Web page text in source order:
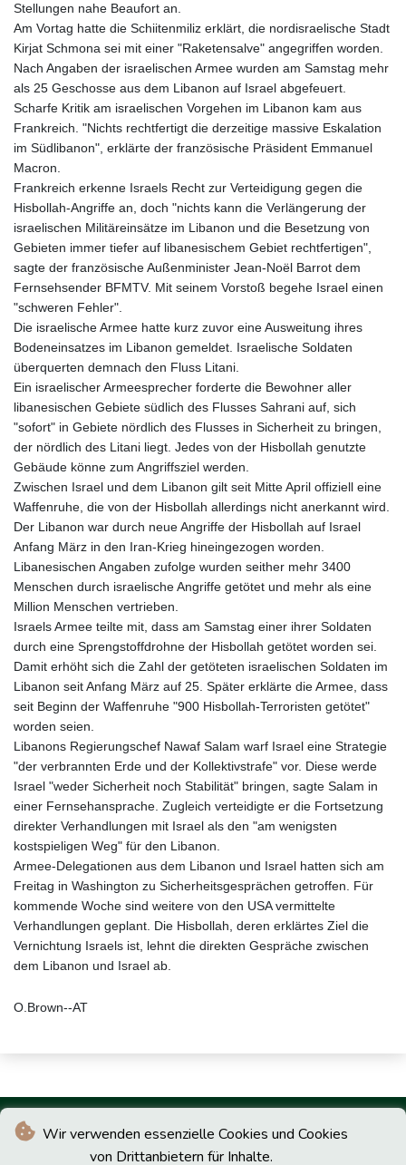
Wir verwenden essenzielle Cookies und Cookies
von Drittanbietern für Inhalte.
Stellungen nahe Beaufort an.
Am Vortag hatte die Schiitenmiliz erklärt, die nordisraelische Stadt
Kirjat Schmona sei mit einer "Raketensalve" angegriffen worden.
Nach Angaben der israelischen Armee wurden am Samstag mehr
als 25 Geschosse aus dem Libanon auf Israel abgefeuert.
Scharfe Kritik am israelischen Vorgehen im Libanon kam aus
Frankreich. "Nichts rechtfertigt die derzeitige massive Eskalation
im Südlibanon", erklärte der französische Präsident Emmanuel
Macron.
Frankreich erkenne Israels Recht zur Verteidigung gegen die
Hisbollah-Angriffe an, doch "nichts kann die Verlängerung der
israelischen Militäreinsätze im Libanon und die Besetzung von
Gebieten immer tiefer auf libanesischem Gebiet rechtfertigen",
sagte der französische Außenminister Jean-Noël Barrot dem
Fernsehsender BFMTV. Mit seinem Vorstoß begehe Israel einen
"schweren Fehler".
Die israelische Armee hatte kurz zuvor eine Ausweitung ihres
Bodeneinsatzes im Libanon gemeldet. Israelische Soldaten
überquerten demnach den Fluss Litani.
Ein israelischer Armeesprecher forderte die Bewohner aller
libanesischen Gebiete südlich des Flusses Sahrani auf, sich
"sofort" in Gebiete nördlich des Flusses in Sicherheit zu bringen,
der nördlich des Litani liegt. Jedes von der Hisbollah genutzte
Gebäude könne zum Angriffsziel werden.
Zwischen Israel und dem Libanon gilt seit Mitte April offiziell eine
Waffenruhe, die von der Hisbollah allerdings nicht anerkannt wird.
Der Libanon war durch neue Angriffe der Hisbollah auf Israel
Anfang März in den Iran-Krieg hineingezogen worden.
Libanesischen Angaben zufolge wurden seither mehr 3400
Menschen durch israelische Angriffe getötet und mehr als eine
Million Menschen vertrieben.
Israels Armee teilte mit, dass am Samstag einer ihrer Soldaten
durch eine Sprengstoffdrohne der Hisbollah getötet worden sei.
Damit erhöht sich die Zahl der getöteten israelischen Soldaten im
Libanon seit Anfang März auf 25. Später erklärte die Armee, dass
seit Beginn der Waffenruhe "900 Hisbollah-Terroristen getötet"
worden seien.
Libanons Regierungschef Nawaf Salam warf Israel eine Strategie
"der verbrannten Erde und der Kollektivstrafe" vor. Diese werde
Israel "weder Sicherheit noch Stabilität" bringen, sagte Salam in
einer Fernsehansprache. Zugleich verteidigte er die Fortsetzung
direkter Verhandlungen mit Israel als den "am wenigsten
kostspieligen Weg" für den Libanon.
Armee-Delegationen aus dem Libanon und Israel hatten sich am
Freitag in Washington zu Sicherheitsgesprächen getroffen. Für
kommende Woche sind weitere von den USA vermittelte
Verhandlungen geplant. Die Hisbollah, deren erklärtes Ziel die
Vernichtung Israels ist, lehnt die direkten Gespräche zwischen
dem Libanon und Israel ab.
O.Brown--AT